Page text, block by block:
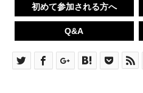
初めて参加される方へ
Q&A